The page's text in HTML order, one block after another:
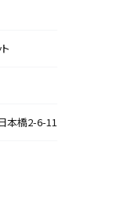
本橋2-6-11